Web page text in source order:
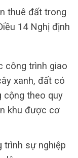
thuê đất trong
14 Nghị định
công trình giao
xanh, đất có
cộng theo quy
khu được cơ
trình sự nghiệp